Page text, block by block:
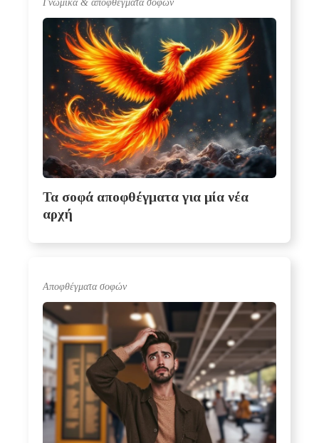
Γνωμικά & αποφθέγματα σοφών
Τα σοφά αποφθέγματα για μία νέα
αρχή
Αποφθέγματα σοφών